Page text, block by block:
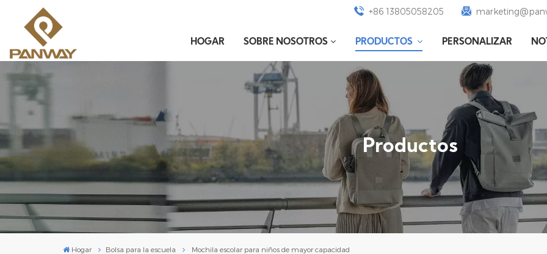
+86 13805058205
HOGAR SOBRE NOSOTROS PRODUCTOS PERSONALIZAR
Productos
Hogar Bolsa para la escuela Mochila escolar para niños de mayor capacidad